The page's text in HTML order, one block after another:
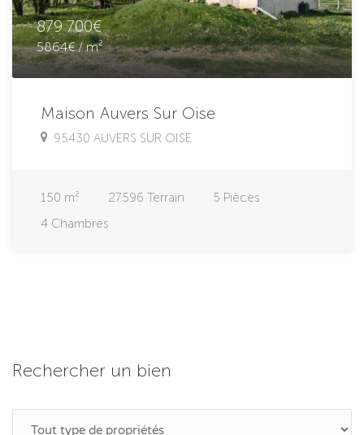
879 700€
5864€ / m²
Maison Auvers Sur Oise
95430 AUVERS SUR OISE
150 m² 27596 Terrain 5 Pièces
4 Chambres
Rechercher un bien